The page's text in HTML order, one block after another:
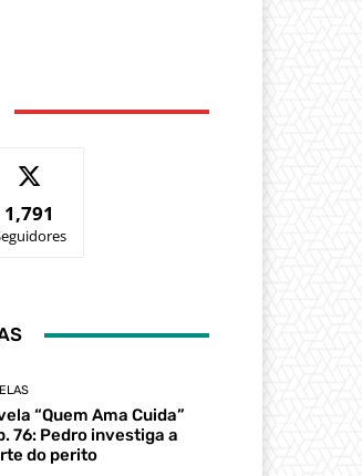
1,791
“Quem Ama Cuida”
76: Pedro investiga a
do perito